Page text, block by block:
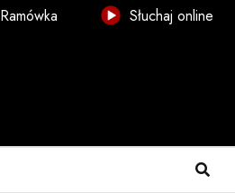
Ramówka Słuchaj online